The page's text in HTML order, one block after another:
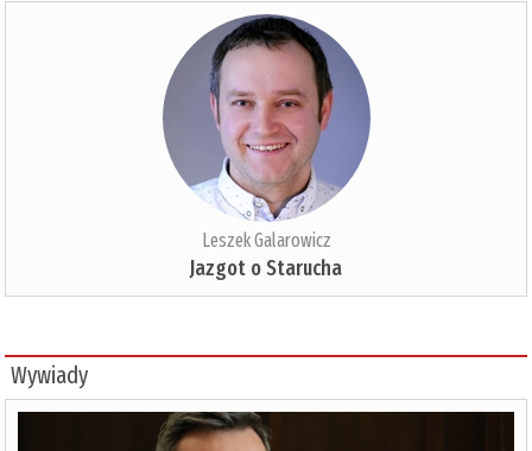
Leszek Galarowicz
Jazgot o Starucha
Wywiady